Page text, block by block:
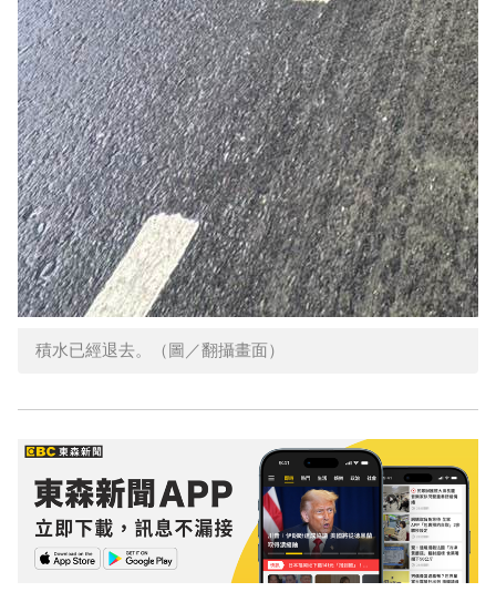
積水已經退去。（圖／翻攝畫面）